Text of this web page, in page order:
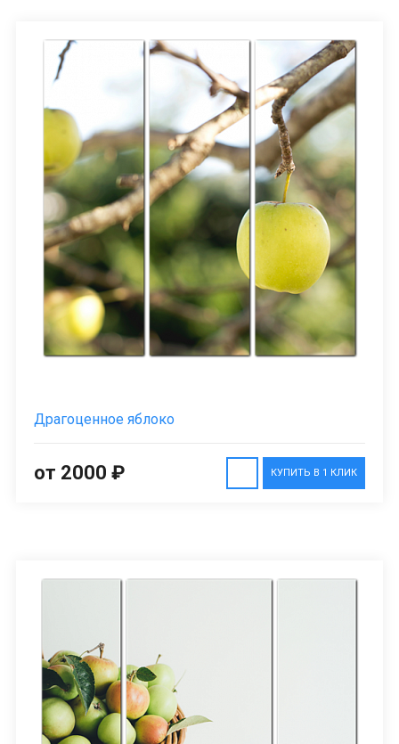
Драгоценное яблоко
КУПИТЬ В 1 КЛИК
от 2000 ₽